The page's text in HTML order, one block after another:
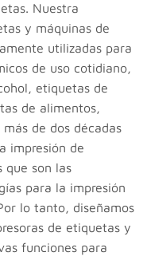
Nuestra
y máquinas de
utilizadas para
de uso cotidiano,
etiquetas de
de alimentos,
de dos décadas
impresión de
que son las
para la impresión
lo tanto, diseñamos
de etiquetas y
funciones para